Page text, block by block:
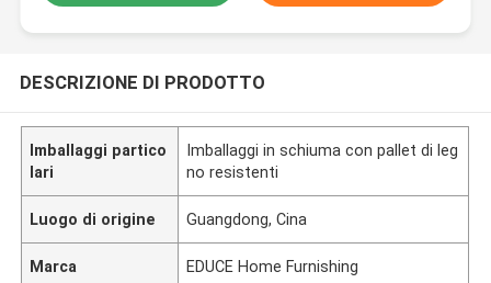
DESCRIZIONE DI PRODOTTO
Imballaggi partico
lari
Imballaggi in schiuma con pallet di leg
no resistenti
Luogo di origine Guangdong, Cina
Marca EDUCE Home Furnishing